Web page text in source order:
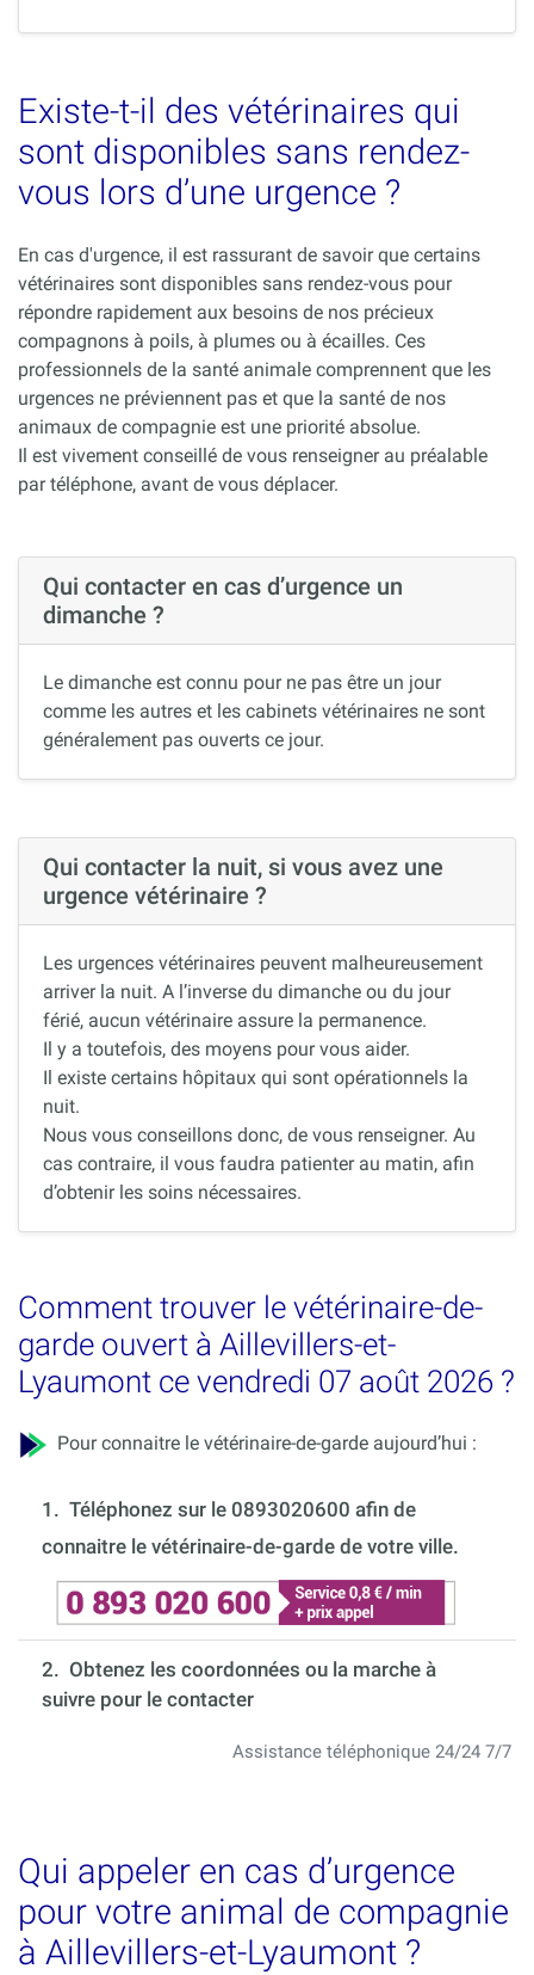
Existe-t-il des vétérinaires qui
sont disponibles sans rendez-
vous lors d’une urgence ?
En cas d'urgence, il est rassurant de savoir que certains
vétérinaires sont disponibles sans rendez-vous pour
répondre rapidement aux besoins de nos précieux
compagnons à poils, à plumes ou à écailles. Ces
professionnels de la santé animale comprennent que les
urgences ne préviennent pas et que la santé de nos
animaux de compagnie est une priorité absolue.
Il est vivement conseillé de vous renseigner au préalable
par téléphone, avant de vous déplacer.
Qui contacter en cas d’urgence un
dimanche ?
Le dimanche est connu pour ne pas être un jour
comme les autres et les cabinets vétérinaires ne sont
généralement pas ouverts ce jour.
Qui contacter la nuit, si vous avez une
urgence vétérinaire ?
Les urgences vétérinaires peuvent malheureusement
arriver la nuit. A l’inverse du dimanche ou du jour
férié, aucun vétérinaire assure la permanence.
Il y a toutefois, des moyens pour vous aider.
Il existe certains hôpitaux qui sont opérationnels la
nuit.
Nous vous conseillons donc, de vous renseigner. Au
cas contraire, il vous faudra patienter au matin, afin
d’obtenir les soins nécessaires.
Comment trouver le vétérinaire-de-
garde ouvert à Aillevillers-et-
Lyaumont ce vendredi 07 août 2026 ?
Pour connaitre le vétérinaire-de-garde aujourd’hui :
1. Téléphonez sur le 0893020600 afin de
connaitre le vétérinaire-de-garde de votre ville.
2. Obtenez les coordonnées ou la marche à
suivre pour le contacter
Assistance téléphonique 24/24 7/7
Qui appeler en cas d’urgence
pour votre animal de compagnie
à Aillevillers-et-Lyaumont ?